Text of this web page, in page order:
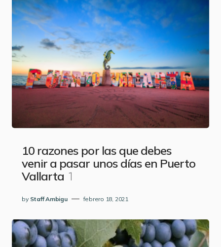
10 razones por las que debes
venir a pasar unos días en Puerto
Vallarta 1
by Staff Ambigu febrero 18, 2021